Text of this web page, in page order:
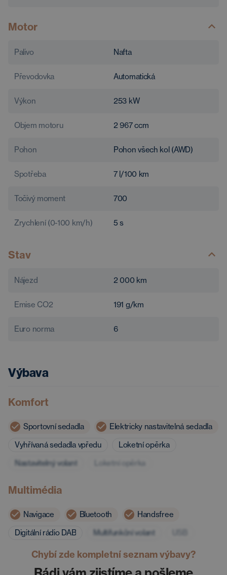
Motor
Palivo Nafta
Převodovka Automatická
Výkon 253 kW
Objem motoru 2 967ccm
Pohon Pohon všech kol (AWD)
Spotřeba 7 l/100 km
Točivý moment 700
Zrychlení (0-100 km/h) 5 s
Stav
Nájezd 2 000 km
Emise CO2 191 g/km
Euro norma 6
Výbava
Komfort
Sportovní sedadla
Elektricky nastavitelná sedadla
Vyhřívaná sedadla vpředu
Loketní opěrka
Nastavitelný volant
Loketní opěrka
Multimédia
Navigace Bluetooth
Handsfree
Digitální rádio DAB
Multifunkční volant
Chybí zde kompletní seznam výbavy?